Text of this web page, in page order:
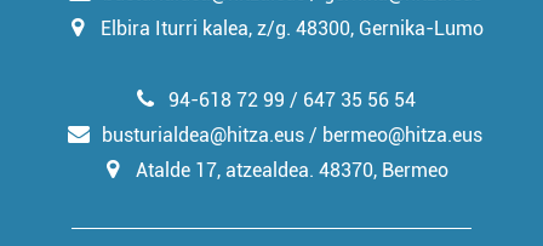
Elbira Iturri kalea, z/g. 48300, Gernika-Lumo
94-618 72 99 / 647 35 56 54
busturialdea@hitza.eus / bermeo@hitza.eus
Atalde 17, atzealdea. 48370, Bermeo